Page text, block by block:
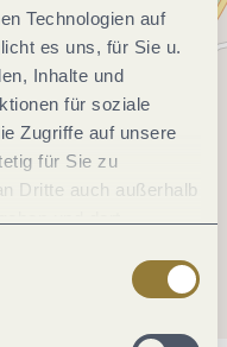
Technologien auf
es uns, für Sie u.
Inhalte und
für soziale
Zugriffe auf unsere
für Sie zu
Dritte auch außerhalb
Auswahl "Alle
in der Nutzung